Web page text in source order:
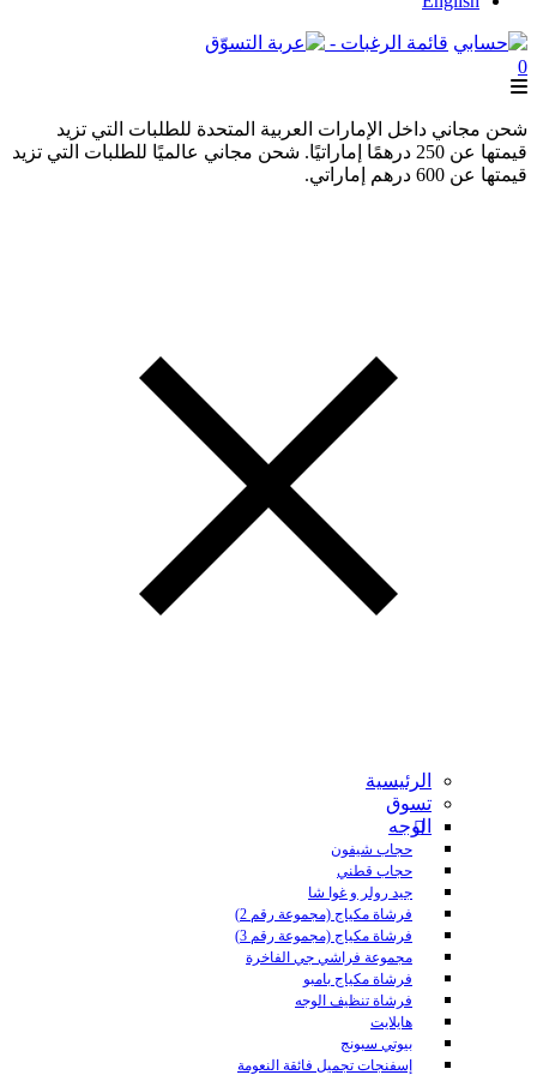
قائمة الرغبات -
0
شحن مجاني داخل الإمارات العربية المتحدة للطلبات التي تزيد
قيمتها عن 250 درهمًا إماراتيًا. شحن مجاني عالميًا للطلبات التي تزيد
قيمتها عن 600 درهم إماراتي.
الرئيسية
تسوق
الوجه
حجاب شيفون
حجاب قطني
جيد رولر و غوا شا
فرشاة مكياج (مجموعة رقم 2)
فرشاة مكياج (مجموعة رقم 3)
مجموعة فراشي جي الفاخرة
فرشاة مكياج بامبو
فرشاة تنظيف الوجه
هايلايت
بيوتي سبونج
إسفنجات تجميل فائقة النعومة